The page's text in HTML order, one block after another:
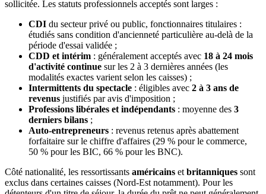
sollicitée. Les statuts professionnels acceptés sont larges :
CDI du secteur privé ou public, fonctionnaires titulaires :
étudiés sans condition d'ancienneté particulière au-delà de la
période d'essai validée ;
CDD et intérim : généralement acceptés avec 18 à 24 mois
d'activité continue sur les 2 à 3 dernières années (les
modalités exactes varient selon les caisses) ;
Intermittents du spectacle : éligibles avec 2 à 3 ans de
revenus justifiés par avis d'imposition ;
Professions libérales et indépendants : moyenne des 3
derniers bilans ;
Auto-entrepreneurs : revenus retenus après abattement
forfaitaire sur le chiffre d'affaires (29 % pour le commerce,
50 % pour les BIC, 66 % pour les BNC).
Côté nationalité, les ressortissants américains et britanniques sont
exclus dans certaines caisses (Nord-Est notamment). Pour les